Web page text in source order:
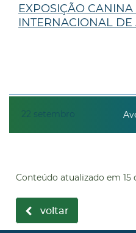
22 setembro
EXPOSIÇÃO
INTERNACIONAL DE
Conteúdo atualizado em 15
voltar